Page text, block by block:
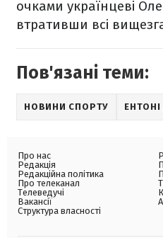
очками українцеві
втративши всі
Пов'язані теми:
НОВИНИ СПОРТУ
Про нас
Редакція
Редакційна політика
Про телеканал
Телеведучі
Вакансії
Структура власності